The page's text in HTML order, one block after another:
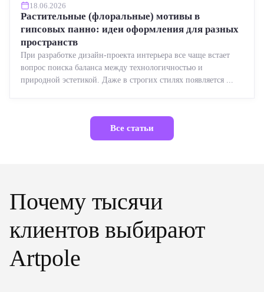
18.06.2026
Растительные (флоральные) мотивы в
гипсовых панно: идеи оформления для разных
пространств
При разработке дизайн-проекта интерьера все чаще встает
вопрос поиска баланса между технологичностью и
природной эстетикой. Даже в строгих стилях появляется ...
Все статьи
Почему тысячи
клиентов выбирают
Artpole